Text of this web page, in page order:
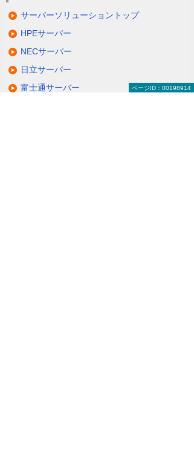
サーバーソリューショントップ
HPEサーバー
NECサーバー
日立サーバー
富士通サーバー
ページID：00198914